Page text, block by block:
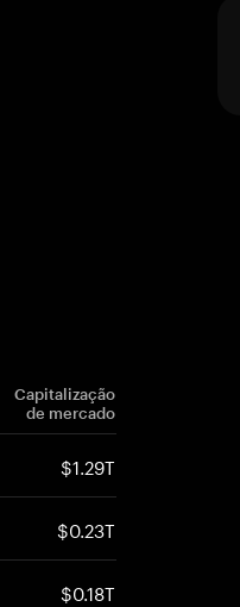
Capitalização
de mercado
$1.29T
$0.23T
$0.18T